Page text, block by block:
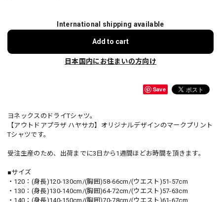
International shipping available
Add to cart
日本国内にお住まいの方向け
Save
ヨネックスのドライTシャツ。
【アウトドアプラザ ハヤサカ】オリジナルデザインのマークプリント
Tシャツです。
受注生産のため、出荷までに3日から1週間ほどお時間を頂きます。
■サイズ
・120：(身長)120-130cm/(胸囲)58-66cm/(ウエスト)51-57cm
・130：(身長)130-140cm/(胸囲)64-72cm/(ウエスト)57-63cm
・140：(身長)140-150cm/(胸囲)70-78cm/(ウエスト)61-67cm